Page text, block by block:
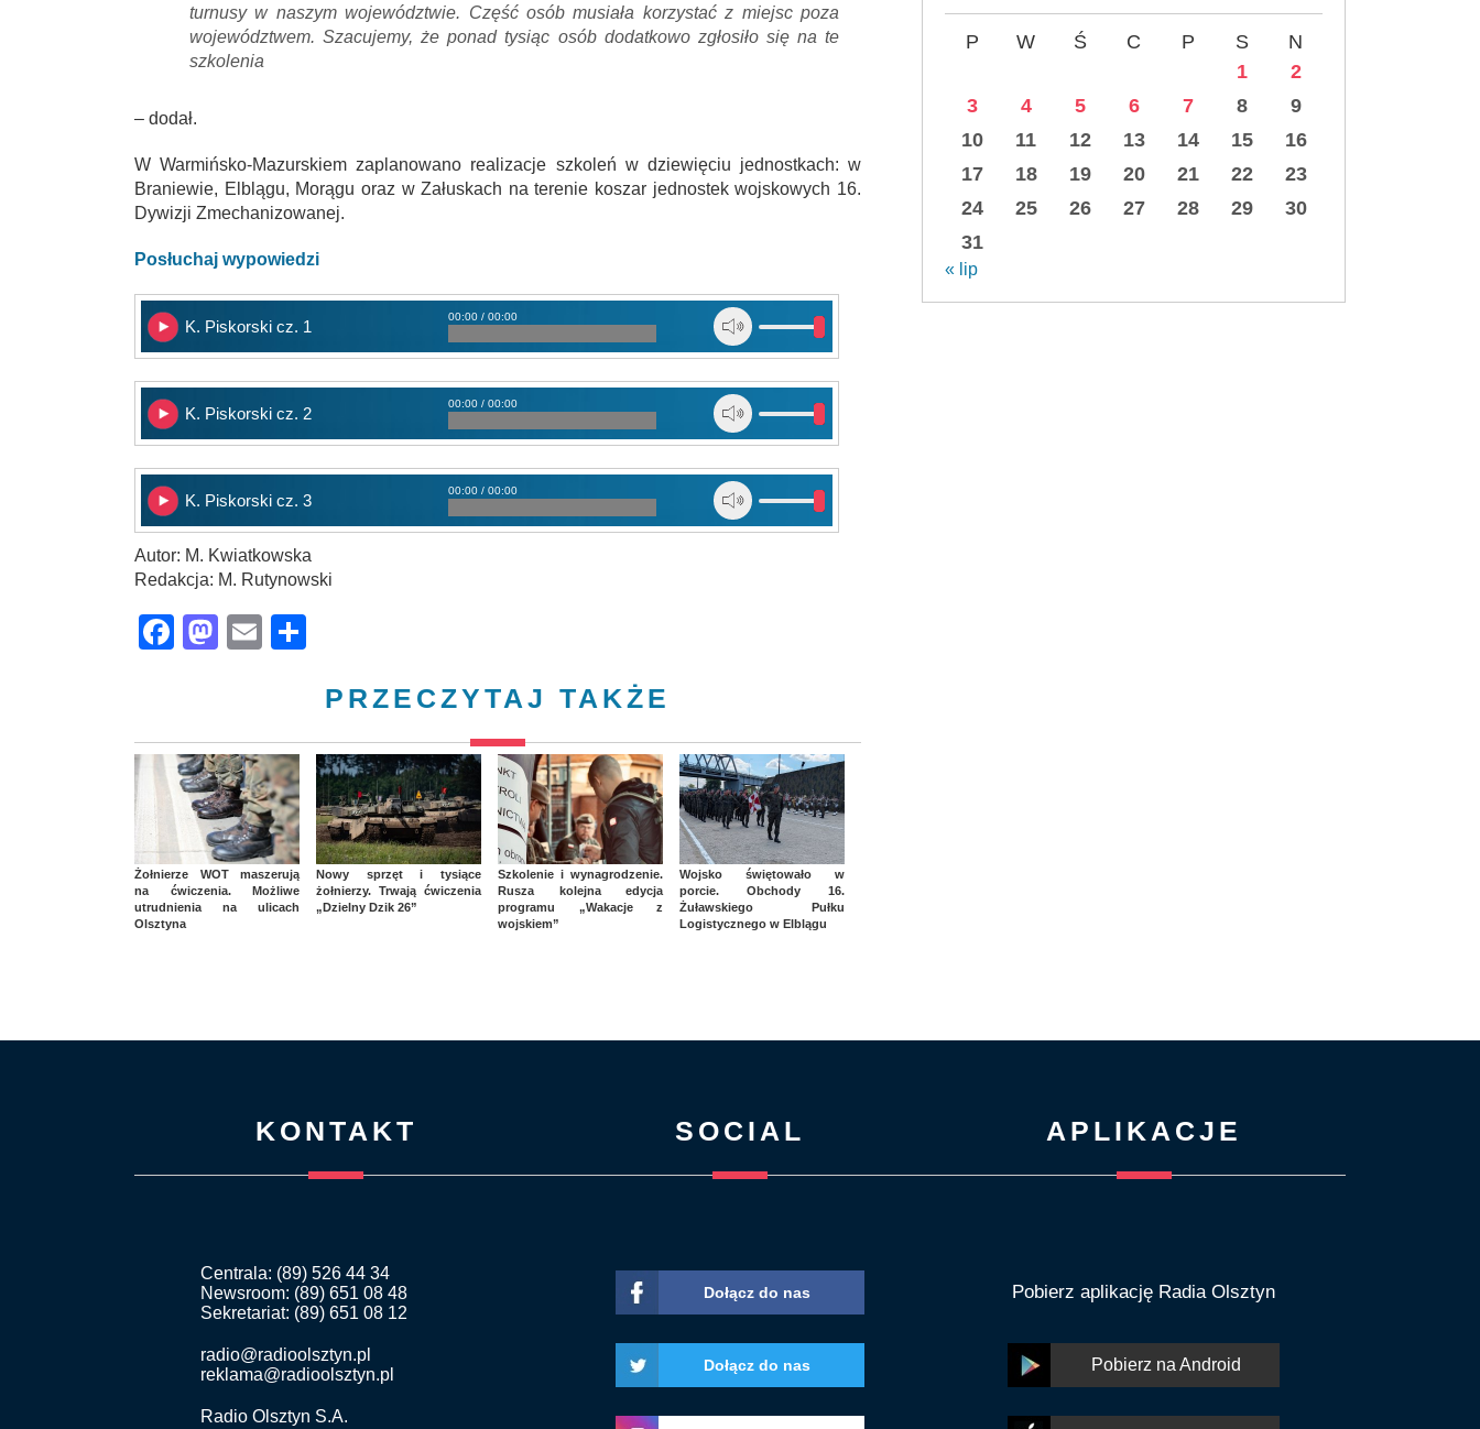
turnusy w naszym województwie. Część osób musiała korzystać z miejsc poza
województwem. Szacujemy, że ponad tysiąc osób dodatkowo zgłosiło się na te
szkolenia
– dodał.
W Warmińsko-Mazurskiem zaplanowano realizacje szkoleń w dziewięciu jednostkach: w
Braniewie, Elblągu, Morągu oraz w Załuskach na terenie koszar jednostek wojskowych 16.
Dywizji Zmechanizowanej.
Posłuchaj wypowiedzi
K. Piskorski cz. 1
00:00 / 00:00
K. Piskorski cz. 2
00:00 / 00:00
K. Piskorski cz. 3
00:00 / 00:00
Autor: M. Kwiatkowska
Redakcja: M. Rutynowski
Facebook
Mastodon
Email
PRZECZYTAJ TAKŻE
Żołnierze WOT maszerują
na ćwiczenia. Możliwe
utrudnienia na ulicach
Olsztyna
Nowy sprzęt i tysiące
żołnierzy. Trwają ćwiczenia
„Dzielny Dzik 26”
Szkolenie i wynagrodzenie.
Rusza kolejna edycja
programu „Wakacje z
wojskiem”
Wojsko świętowało w
porcie. Obchody 16.
Żuławskiego Pułku
Logistycznego w Elblągu
P W Ś C P S
N
1
2
3
4 5 6 7 8
9
10
11 12 13 14 15
16
17
18 19 20 21 22
23
24
25 26 27 28 29
30
31
« lip
KONTAKT
Centrala: (89) 526 44 34
Newsroom: (89) 651 08 48
Sekretariat: (89) 651 08 12
radio@radioolsztyn.pl
reklama@radioolsztyn.pl
Radio Olsztyn S.A.
SOCIAL
Dołącz do nas
Dołącz do nas
APLIKACJE
Pobierz aplikację Radia Olsztyn
Pobierz na Android